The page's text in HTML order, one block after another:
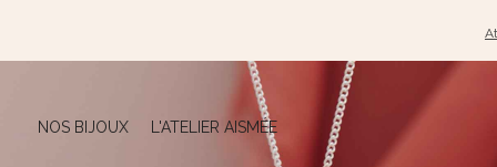
NOS BIJOUX L'ATELIER AISMÉE